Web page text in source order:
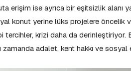
erişim ise ayrıca bir eşitsizlik alanı
konut yerine lüks projelere öncelik
tercihler, krizi daha da
zamanda adalet, kent hakkı ve sosyal